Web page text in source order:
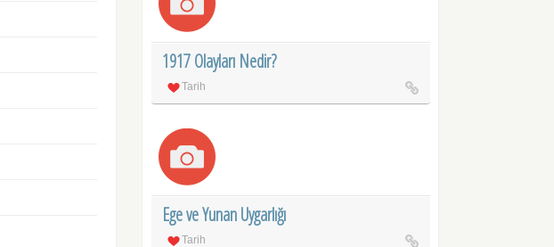
1917 Olayları Nedir?
Tarih
Ege ve Yunan Uygarlığı
Tarih